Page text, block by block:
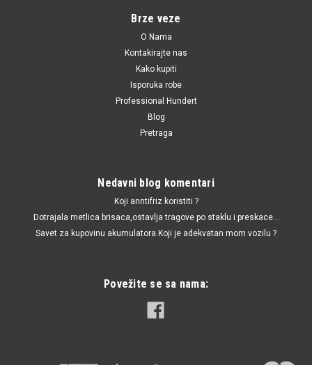
Brze veze
O Nama
Kontakirajte nas
Kako kupiti
Isporuka robe
Professional Hundert
Blog
Pretraga
Nedavni blog komentari
Koji anntifriz koristiti ?
Dotrajala metlica brisaca,ostavlja tragove po staklu i preskace...
Savet za kupovinu akumulatora.Koji je adekvatan mom vozilu ?
Povežite se sa nama: